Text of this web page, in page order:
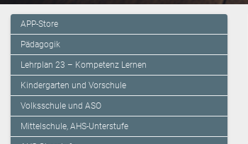
APP-Store
Pädagogik
Lehrplan 23 – Kompetenz Lernen
Kindergarten und Vorschule
Volksschule und ASO
Mittelschule, AHS-Unterstufe